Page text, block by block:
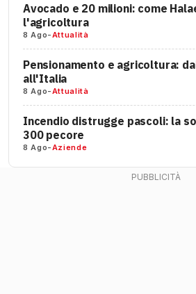
Avocado e 20 milioni: come
l'agricoltura
8 Ago-Attualità
Pensionamento e agricoltura:
all'Italia
8 Ago-Attualità
Incendio distrugge pascoli: la
300 pecore
8 Ago-Aziende